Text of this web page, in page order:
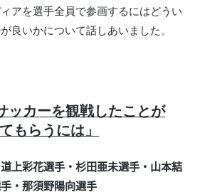
アを選手全員で参画するにはどうい
良いかについて話しあいました。
ッカーを観戦したことが
もらうには」
上彩花選手・杉田亜未選手・山本結
・那須野陽向選手